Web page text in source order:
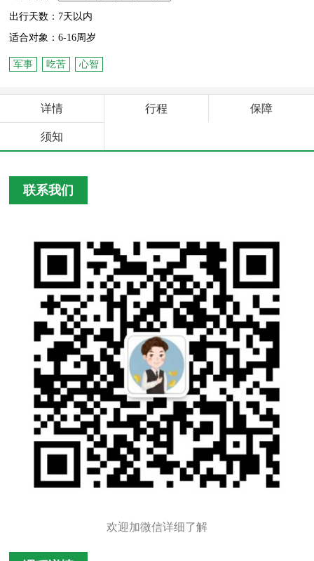
出行天数：7天以内
适合对象：6-16周岁
军事 吃苦 心智
详情 行程 保障
须知
联系我们
欢迎加微信详细了解